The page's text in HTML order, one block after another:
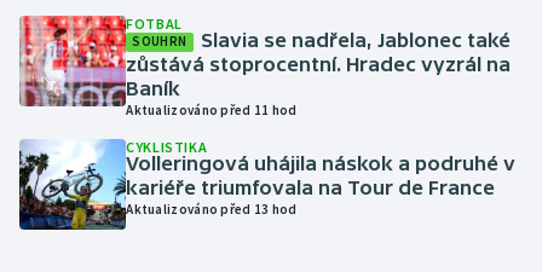
Moderní pětiboj
Motorsport
Olympijské hry
Parasport
FOTBAL
SOUHRN
Slavia se nadřela, Jablonec také
zůstává stoprocentní. Hradec vyzrál na
Baník
Aktualizováno před 11 hod
CYKLISTIKA
Volleringová uhájila náskok a podruhé v
kariéře triumfovala na Tour de France
Aktualizováno před 13 hod